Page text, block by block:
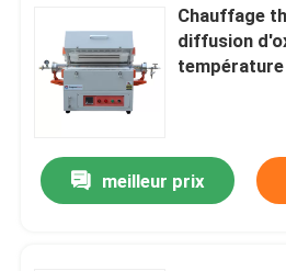
four de ceinture de maille
Chauffure à ascenseur
Four de traitement thermique
Chauffage
diffusion
température
meilleur prix